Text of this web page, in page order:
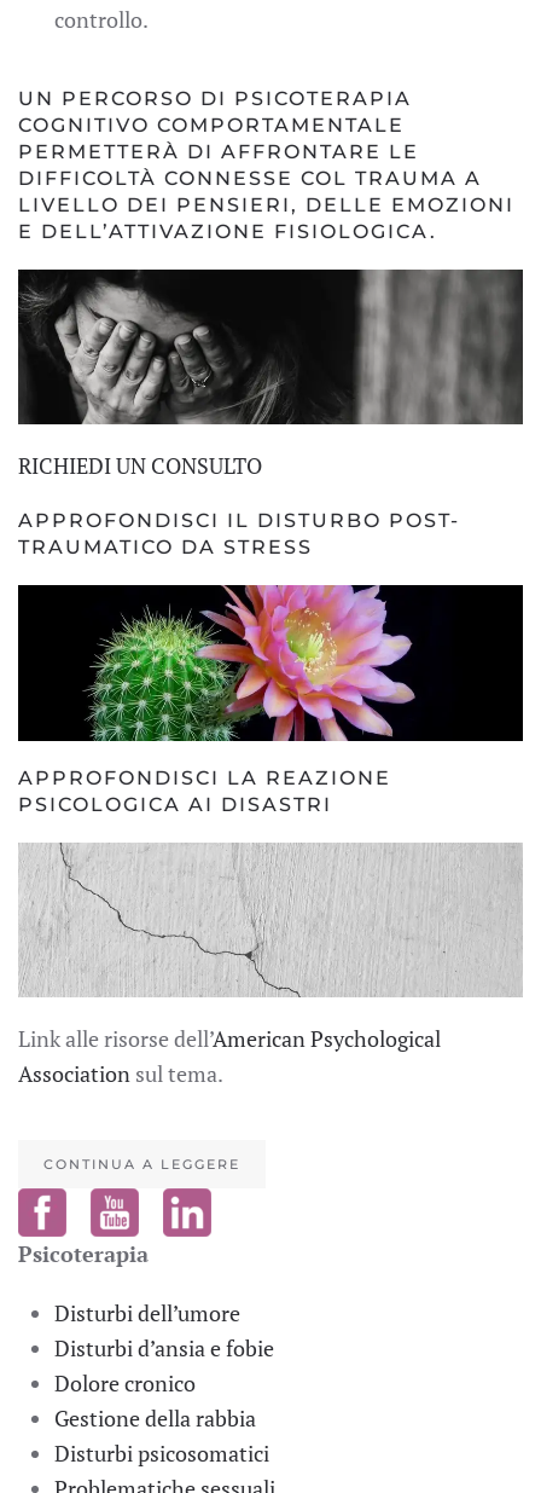
controllo.
UN PERCORSO DI PSICOTERAPIA
COGNITIVO COMPORTAMENTALE
PERMETTERÀ DI AFFRONTARE LE
DIFFICOLTÀ CONNESSE COL TRAUMA A
LIVELLO DEI PENSIERI, DELLE EMOZIONI
E DELL’ATTIVAZIONE FISIOLOGICA.
RICHIEDI UN CONSULTO
APPROFONDISCI IL DISTURBO POST-
TRAUMATICO DA STRESS
APPROFONDISCI LA REAZIONE
PSICOLOGICA AI DISASTRI
Link alle risorse dell’American Psychological
Association sul tema.
CONTINUA A LEGGERE
Psicoterapia
Disturbi dell’umore
Disturbi d’ansia e fobie
Dolore cronico
Gestione della rabbia
Disturbi psicosomatici